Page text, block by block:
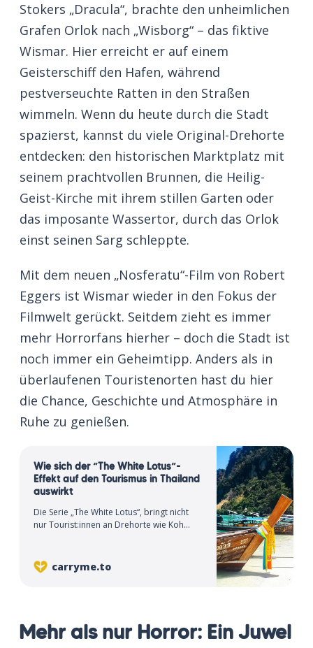
Stokers „Dracula“, brachte den unheimlichen
Grafen Orlok nach „Wisborg“ – das fiktive
Wismar. Hier erreicht er auf einem
Geisterschiff den Hafen, während
pestverseuchte Ratten in den Straßen
wimmeln. Wenn du heute durch die Stadt
spazierst, kannst du viele Original-Drehorte
entdecken: den historischen Marktplatz mit
seinem prachtvollen Brunnen, die Heilig-
Geist-Kirche mit ihrem stillen Garten oder
das imposante Wassertor, durch das Orlok
einst seinen Sarg schleppte.
Mit dem neuen „Nosferatu“-Film von Robert
Eggers ist Wismar wieder in den Fokus der
Filmwelt gerückt. Seitdem zieht es immer
mehr Horrorfans hierher – doch die Stadt ist
noch immer ein Geheimtipp. Anders als in
überlaufenen Touristenorten hast du hier
die Chance, Geschichte und Atmosphäre in
Ruhe zu genießen.
Wie sich der “The White Lotus”-
Effekt auf den Tourismus in Thailand
auswirkt
Die Serie „The White Lotus“, bringt nicht
nur Tourist:innen an Drehorte wie Koh
carryme.to
Mehr als nur Horror: Ein Juwel